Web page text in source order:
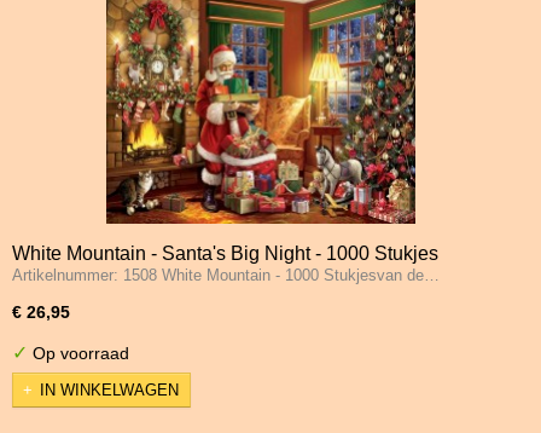
White Mountain - Santa's Big Night - 1000 Stukjes
Artikelnummer: 1508 White Mountain - 1000 Stukjesvan de…
€ 26,95
✓ Op voorraad
IN WINKELWAGEN